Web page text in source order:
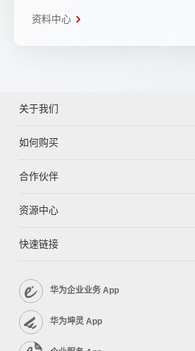
资料中心
关于我们
如何购买
合作伙伴
资源中心
快速链接
华为企业业务 App
华为坤灵 App